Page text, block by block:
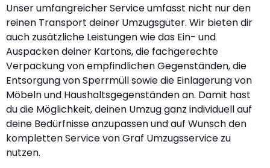
Unser umfangreicher Service umfasst nicht nur den
reinen Transport deiner Umzugsgüter. Wir bieten dir
auch zusätzliche Leistungen wie das Ein- und
Auspacken deiner Kartons, die fachgerechte
Verpackung von empfindlichen Gegenständen, die
Entsorgung von Sperrmüll sowie die Einlagerung von
Möbeln und Haushaltsgegenständen an. Damit hast
du die Möglichkeit, deinen Umzug ganz individuell auf
deine Bedürfnisse anzupassen und auf Wunsch den
kompletten Service von Graf Umzugsservice zu
nutzen.